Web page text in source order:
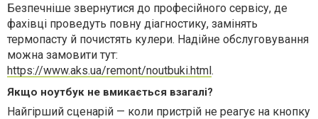
Безпечніше звернутися до професійного сервісу, де
фахівці проведуть повну діагностику, замінять
термопасту й почистять кулери. Надійне обслуговування
можна замовити тут:
https://www.aks.ua/remont/noutbuki.html.
Якщо ноутбук не вмикається взагалі?
Найгірший сценарій — коли пристрій не реагує на кнопку